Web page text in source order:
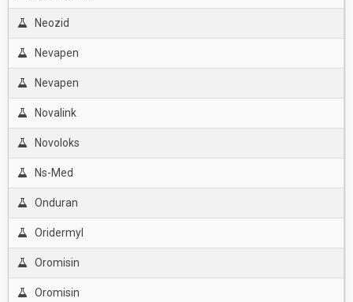
Neozid
Nevapen
Nevapen
Novalink
Novoloks
Ns-Med
Onduran
Oridermyl
Oromisin
Oromisin